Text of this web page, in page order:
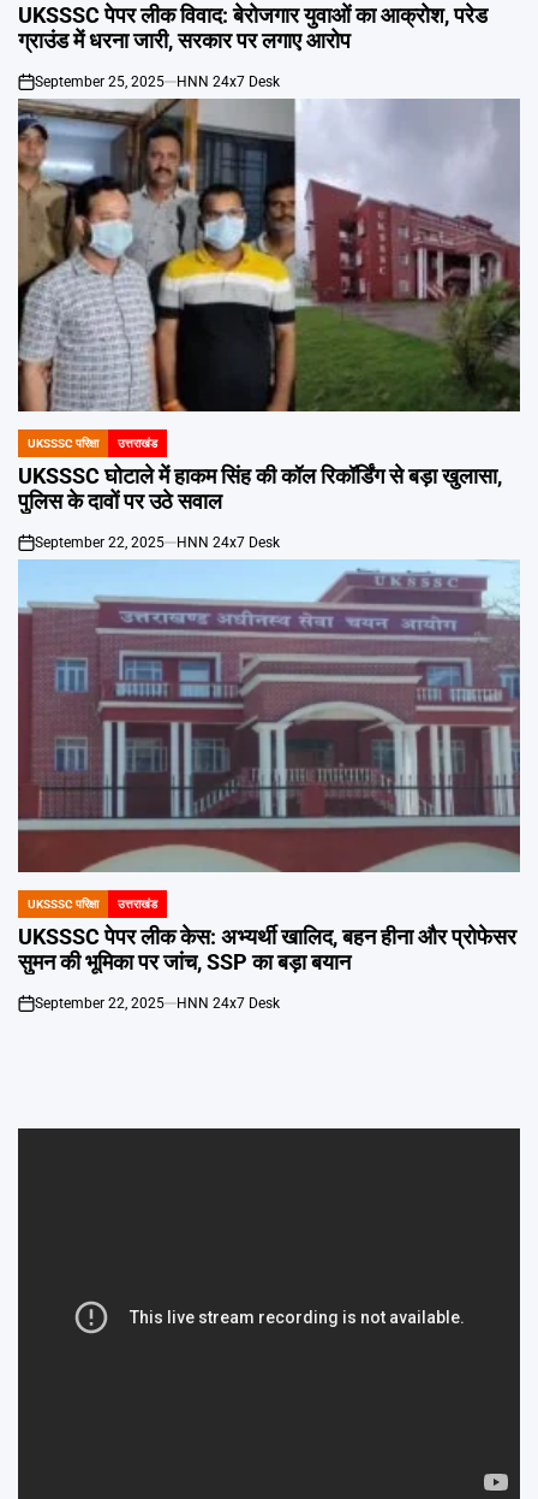
IN
UKSSSC पेपर लीक विवाद: बेरोजगार युवाओं का आक्रोश, परेड
ग्राउंड में धरना जारी, सरकार पर लगाए आरोप
on
September 25, 2025 HNN 24x7 Desk
POSTED
IN
UKSSSC परिक्षा उत्तराखंड
UKSSSC घोटाले में हाकम सिंह की कॉल रिकॉर्डिंग से बड़ा खुलासा,
पुलिस के दावों पर उठे सवाल
on
September 22, 2025 HNN 24x7 Desk
POSTED
IN
UKSSSC परिक्षा उत्तराखंड
UKSSSC पेपर लीक केस: अभ्यर्थी खालिद, बहन हीना और प्रोफेसर
सुमन की भूमिका पर जांच, SSP का बड़ा बयान
on
September 22, 2025 HNN 24x7 Desk